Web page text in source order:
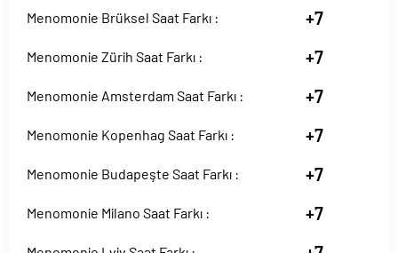
Menomonie Brüksel Saat Farkı : +7
Menomonie Zürih Saat Farkı : +7
Menomonie Amsterdam Saat Farkı : +7
Menomonie Kopenhag Saat Farkı : +7
Menomonie Budapeşte Saat Farkı : +7
Menomonie Milano Saat Farkı : +7